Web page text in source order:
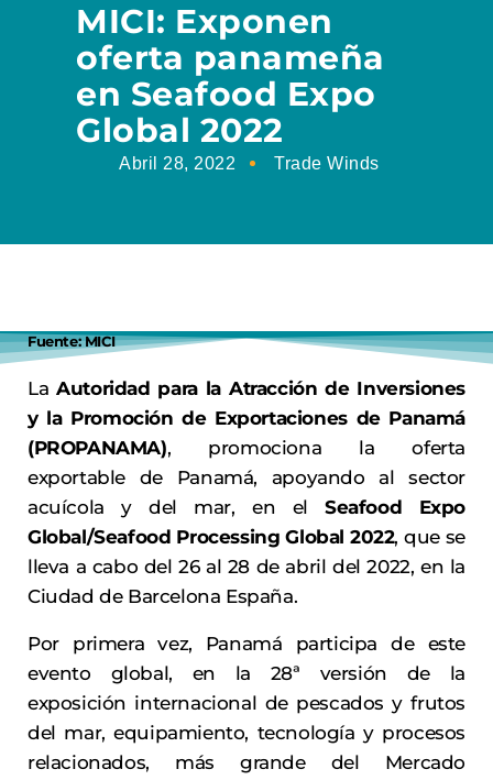
MICI: Exponen
oferta panameña
en Seafood Expo
Global 2022
Abril 28, 2022 Trade Winds
Fuente: MICI
LaAutoridad para la Atracción de Inversiones
y la Promoción de Exportaciones de Panamá
(PROPANAMA), promociona la oferta
exportable de Panamá, apoyando al sector
acuícola y del mar, en elSeafood Expo
Global/Seafood Processing Global 2022, que se
lleva a cabo del 26 al 28 de abril del 2022, en la
Ciudad de Barcelona España.
Por primera vez, Panamá participa de este
evento global, en la 28ª versión de la
exposición internacional de pescados y frutos
del mar, equipamiento, tecnología y procesos
relacionados, más grande del Mercado